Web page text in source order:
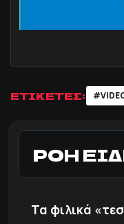
ΕΤΙΚΕΤΕΣ:
ΡΟΗ
Τα φιλικά